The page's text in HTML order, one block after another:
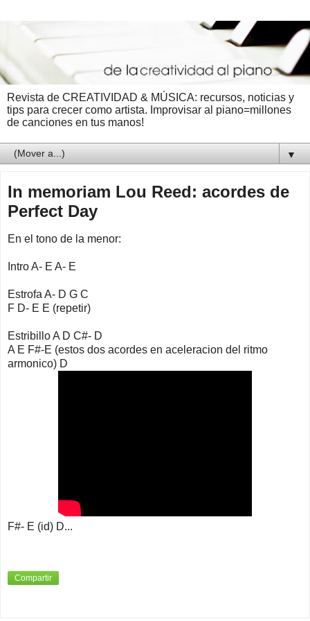
Revista de CREATIVIDAD & MÚSICA: recursos, noticias y
tips para crecer como artista. Improvisar al piano=millones
de canciones en tus manos!
▼
In memoriam Lou Reed: acordes de
Perfect Day
En el tono de la menor:
Intro A- E A- E
Estrofa A- D G C
F D- E E (repetir)
Estribillo A D C#- D
A E F#-E (estos dos acordes en aceleracion del ritmo
armonico) D
F#- E (id) D...
Compartir